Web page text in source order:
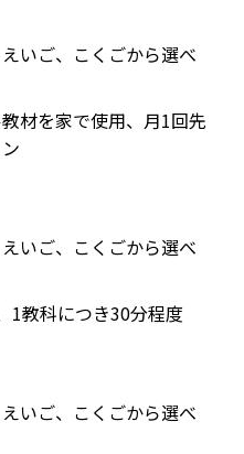
いご、こくごから選べ
材を家で使用、月1回先
いご、こくごから選べ
1教科につき30分程度
いご、こくごから選べ